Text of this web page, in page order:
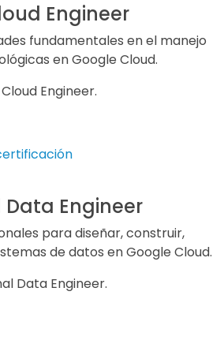
Engineer
fundamentales en el manejo
en Google Cloud.
Engineer.
Engineer
para diseñar, construir,
de datos en Google Cloud.
Data Engineer.